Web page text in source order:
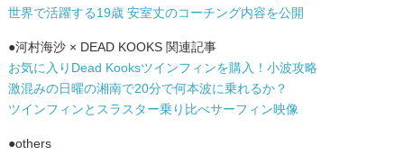
世界で活躍する19歳 安室丈のコーチング内容を公開
●河村海沙 × DEAD KOOKS 関連記事
お気に入りDead Kooksツインフィンを購入！小波攻略
激混みの日曜の湘南で20分で何本波に乗れるか？
ツインフィンとスラスター乗り比べサーフィン映像
●others